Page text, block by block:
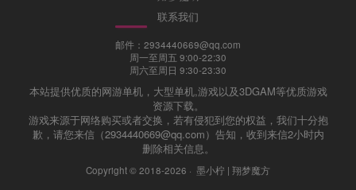
七首曲目。弹无虚发。你准备好了吗？
Steam 版《Buckshot Roulette》还包括由 Mike Klubnika
创作的完整原声音乐。
联系我们
邮件：2934440669@qq.com
周一至周五 9:00-22:30
周六至周日 9:30-23:30
本站提供优质的网游单机，大型单机,游戏以及3DGAM等优质游戏
资源下载。
游戏来源于网络购买或者交换，若有侵犯到您的权益，我们十分抱
歉，请您来信（2934440669@qq.com）告知，收到来信2小时内
删除相关信息。
Copyright © 2018-2026 · 墨小柠 | 翔梦魔方